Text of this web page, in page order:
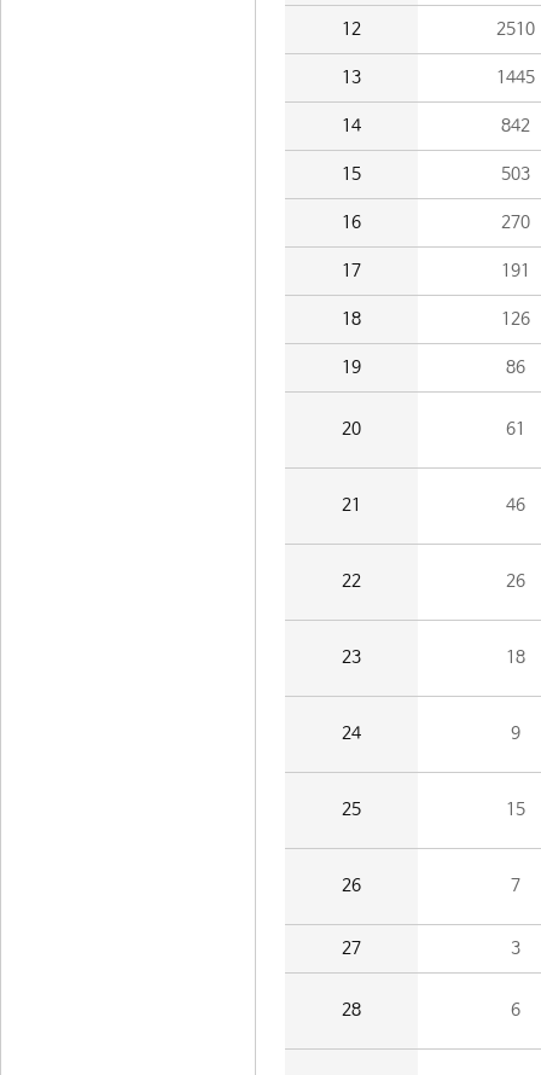
12 2510
13 1445
14 842
15 503
16 270
17 191
18 126
19 86
20 61
21 46
22 26
23 18
24 9
25 15
26 7
27 3
28 6